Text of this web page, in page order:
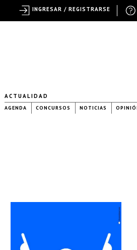
ACTUALIDAD
AGENDA CONCURSOS NOTICIAS
INGRESAR / REGISTRARSE